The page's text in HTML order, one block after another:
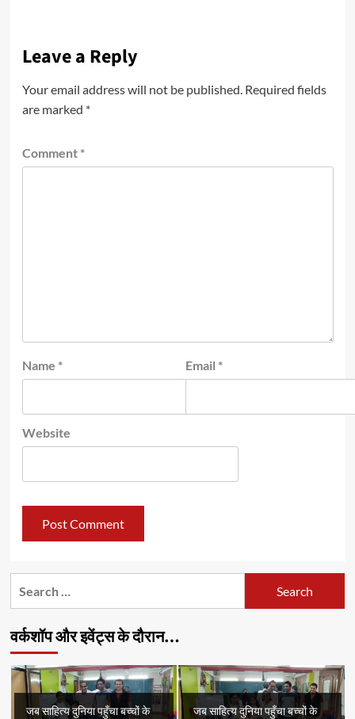
Leave a Reply
Your email address will not be published. Required fields
are marked *
Comment *
Name * Email *
Website
वर्कशॉप और इवेंट्स के दौरान…
जब साहित्य दुनिया पहुँचा बच्चों के
जब साहित्य दुनिया पहुँचा बच्चों के